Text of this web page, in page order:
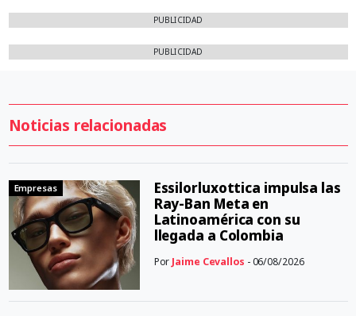
PUBLICIDAD
PUBLICIDAD
Noticias relacionadas
Empresas
Essilorluxottica impulsa las
Ray-Ban Meta en
Latinoamérica con su
llegada a Colombia
Por Jaime Cevallos - 06/08/2026